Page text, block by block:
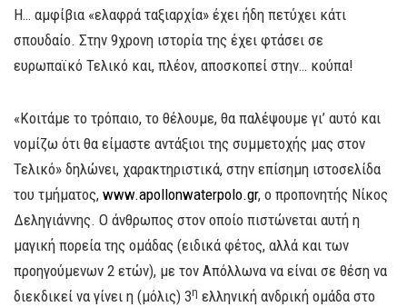
Η… αμφίβια «ελαφρά ταξιαρχία» έχει ήδη πετύχει κάτι
σπουδαίο. Στην 9χρονη ιστορία της έχει φτάσει σε
ευρωπαϊκό Τελικό και, πλέον, αποσκοπεί στην… κούπα!
«Κοιτάμε το τρόπαιο, το θέλουμε, θα παλέψουμε γι’ αυτό και
νομίζω ότι θα είμαστε αντάξιοι της συμμετοχής μας στον
Τελικό» δηλώνει, χαρακτηριστικά, στην επίσημη ιστοσελίδα
του τμήματος, www.apollonwaterpolo.gr, ο προπονητής Νίκος
Δεληγιάννης. Ο άνθρωπος στον οποίο πιστώνεται αυτή η
μαγική πορεία της ομάδας (ειδικά φέτος, αλλά και των
προηγούμενων 2 ετών), με τον Απόλλωνα να είναι σε θέση να
διεκδικεί να γίνει η (μόλις) 3η ελληνική ανδρική ομάδα στο